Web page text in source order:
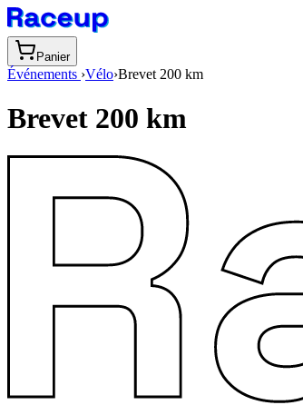
Panier
Événements ›Vélo›Brevet 200 km
Brevet 200 km